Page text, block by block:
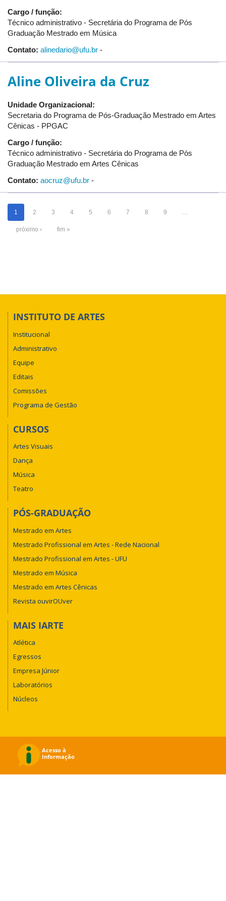
Cargo / função:
Técnico administrativo - Secretária do Programa de Pós
Graduação Mestrado em Música
Contato: alinedario@ufu.br -
Aline Oliveira da Cruz
Unidade Organizacional:
Secretaria do Programa de Pós-Graduação Mestrado em Artes
Cênicas - PPGAC
Cargo / função:
Técnico administrativo - Secretária do Programa de Pós
Graduação Mestrado em Artes Cênicas
Contato: aocruz@ufu.br -
1 2 3 4 5 6 7 8 9 …
próximo › fim »
INSTITUTO DE ARTES
Institucional
Administrativo
Equipe
Editais
Comissões
Programa de Gestão
CURSOS
Artes Visuais
Dança
Música
Teatro
PÓS-GRADUAÇÃO
Mestrado em Artes
Mestrado Profissional em Artes - Rede Nacional
Mestrado Profissional em Artes - UFU
Mestrado em Música
Mestrado em Artes Cênicas
Revista ouvirOUver
MAIS IARTE
Atlética
Egressos
Empresa Júnior
Laboratórios
Núcleos